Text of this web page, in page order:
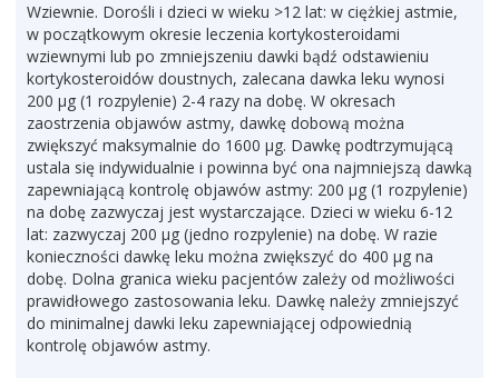
Wziewnie. Dorośli i dzieci w wieku >12 lat: w ciężkiej astmie,
w początkowym okresie leczenia kortykosteroidami
wziewnymi lub po zmniejszeniu dawki bądź odstawieniu
kortykosteroidów doustnych, zalecana dawka leku wynosi
200 µg (1 rozpylenie) 2-4 razy na dobę. W okresach
zaostrzenia objawów astmy, dawkę dobową można
zwiększyć maksymalnie do 1600 µg. Dawkę podtrzymującą
ustala się indywidualnie i powinna być ona najmniejszą dawką
zapewniającą kontrolę objawów astmy: 200 µg (1 rozpylenie)
na dobę zazwyczaj jest wystarczające. Dzieci w wieku 6-12
lat: zazwyczaj 200 µg (jedno rozpylenie) na dobę. W razie
konieczności dawkę leku można zwiększyć do 400 µg na
dobę. Dolna granica wieku pacjentów zależy od możliwości
prawidłowego zastosowania leku. Dawkę należy zmniejszyć
do minimalnej dawki leku zapewniającej odpowiednią
kontrolę objawów astmy.